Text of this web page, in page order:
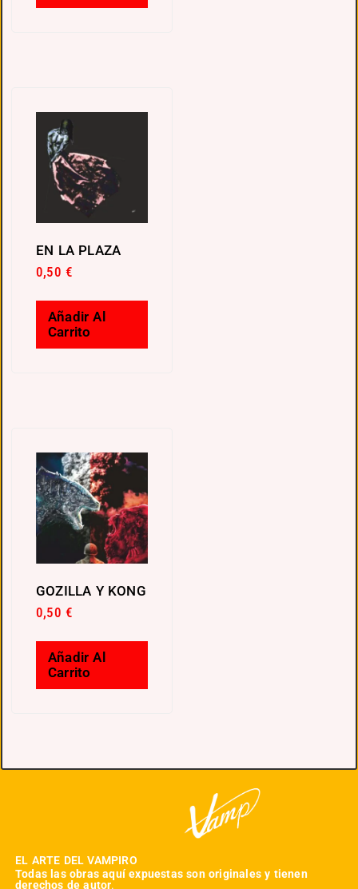
EN LA PLAZA
0,50 €
Añadir Al
Carrito
GOZILLA Y KONG
0,50 €
Añadir Al
Carrito
EL ARTE DEL VAMPIRO
Todas las obras aquí expuestas son originales y tienen
derechos de autor.